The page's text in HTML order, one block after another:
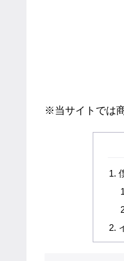
※当サイトでは